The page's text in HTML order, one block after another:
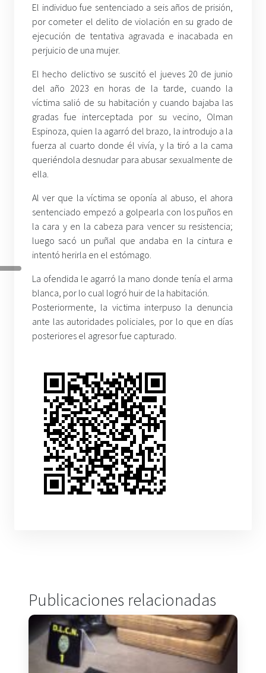
El individuo fue sentenciado a seis años de prisión,
por cometer el delito de violación en su grado de
ejecución de tentativa agravada e inacabada en
perjuicio de una mujer.
El hecho delictivo se suscitó el jueves 20 de junio
del año 2023 en horas de la tarde, cuando la
víctima salió de su habitación y cuando bajaba las
gradas fue interceptada por su vecino, Olman
Espinoza, quien la agarró del brazo, la introdujo a la
fuerza al cuarto donde él vivía, y la tiró a la cama
queriéndola desnudar para abusar sexualmente de
ella.
Al ver que la víctima se oponía al abuso, el ahora
sentenciado empezó a golpearla con los puños en
la cara y en la cabeza para vencer su resistencia;
luego sacó un puñal que andaba en la cintura e
intentó herirla en el estómago.
La ofendida le agarró la mano donde tenía el arma
blanca, por lo cual logró huir de la habitación.
Posteriormente, la victima interpuso la denuncia
ante las autoridades policiales, por lo que en días
posteriores el agresor fue capturado.
Publicaciones relacionadas